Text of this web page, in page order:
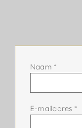
Naam *
E-mailadres *